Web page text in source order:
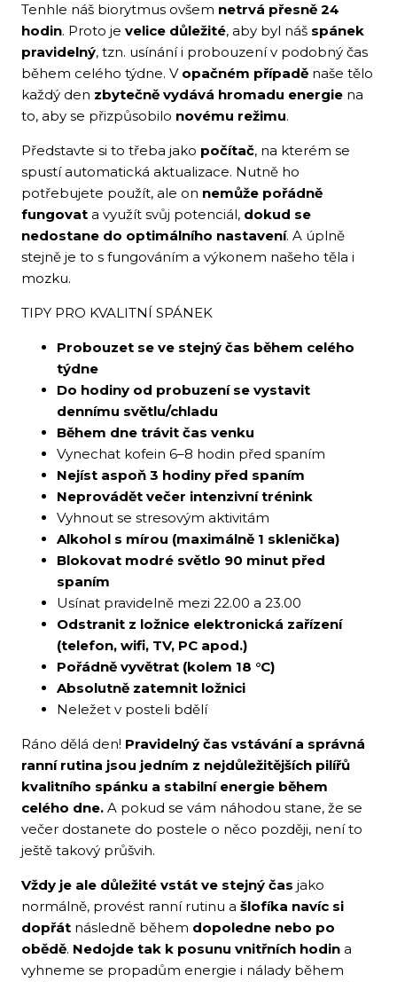
Tenhle náš biorytmus ovšem netrvá přesně 24
hodin. Proto je velice důležité, aby byl náš spánek
pravidelný, tzn. usínání i probouzení v podobný čas
během celého týdne. V opačném případě naše tělo
každý den zbytečně vydává hromadu energie na
to, aby se přizpůsobilo novému režimu.
Představte si to třeba jako počítač, na kterém se
spustí automatická aktualizace. Nutně ho
potřebujete použít, ale on nemůže pořádně
fungovat a využít svůj potenciál, dokud se
nedostane do optimálního nastavení. A úplně
stejně je to s fungováním a výkonem našeho těla i
mozku.
TIPY PRO KVALITNÍ SPÁNEK
Probouzet se ve stejný čas během celého
týdne
Do hodiny od probuzení se vystavit
dennímu světlu/chladu
Během dne trávit čas venku
Vynechat kofein 6–8 hodin před spaním
Nejíst aspoň 3 hodiny před spaním
Neprovádět večer intenzivní trénink
Vyhnout se stresovým aktivitám
Alkohol s mírou (maximálně 1 sklenička)
Blokovat modré světlo 90 minut před
spaním
Usínat pravidelně mezi 22.00 a 23.00
Odstranit z ložnice elektronická zařízení
(telefon, wifi, TV, PC apod.)
Pořádně vyvětrat (kolem 18 °C)
Absolutně zatemnit ložnici
Neležet v posteli bdělí
Ráno dělá den! Pravidelný čas vstávání a správná
ranní rutina jsou jedním z nejdůležitějších pilířů
kvalitního spánku a stabilní energie během
celého dne. A pokud se vám náhodou stane, že se
večer dostanete do postele o něco později, není to
ještě takový průšvih.
Vždy je ale důležité vstát ve stejný čas jako
normálně, provést ranní rutinu a šlofíka navíc si
dopřát následně během dopoledne nebo po
obědě. Nedojde tak k posunu vnitřních hodin a
vyhneme se propadům energie i nálady během